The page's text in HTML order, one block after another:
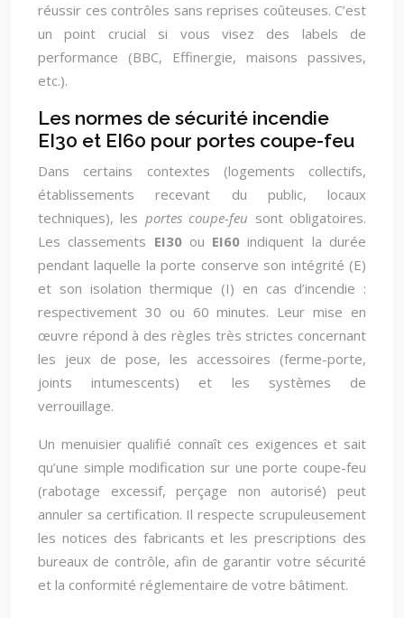
réussir ces contrôles sans reprises coûteuses. C’est
un point crucial si vous visez des labels de
performance (BBC, Effinergie, maisons passives,
etc.).
Les normes de sécurité incendie
EI30 et EI60 pour portes coupe-feu
Dans certains contextes (logements collectifs,
établissements recevant du public, locaux
techniques), les portes coupe-feu sont obligatoires.
Les classements EI30ou EI60 indiquent la durée
pendant laquelle la porte conserve son intégrité (E)
et son isolation thermique (I) en cas d’incendie :
respectivement 30 ou 60 minutes. Leur mise en
œuvre répond à des règles très strictes concernant
les jeux de pose, les accessoires (ferme-porte,
joints intumescents) et les systèmes de
verrouillage.
Un menuisier qualifié connaît ces exigences et sait
qu’une simple modification sur une porte coupe-feu
(rabotage excessif, perçage non autorisé) peut
annuler sa certification. Il respecte scrupuleusement
les notices des fabricants et les prescriptions des
bureaux de contrôle, afin de garantir votre sécurité
et la conformité réglementaire de votre bâtiment.